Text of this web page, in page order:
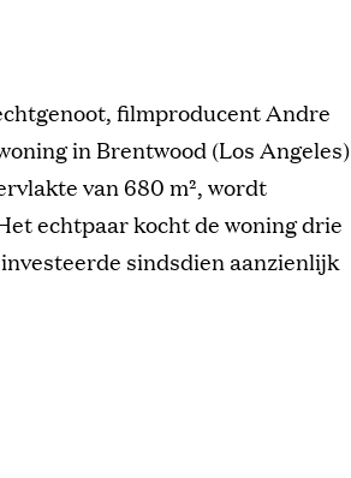
filmproducent Andre
in Brentwood (Los Angeles)
van 680 m², wordt
echtpaar kocht de woning drie
sindsdien aanzienlijk